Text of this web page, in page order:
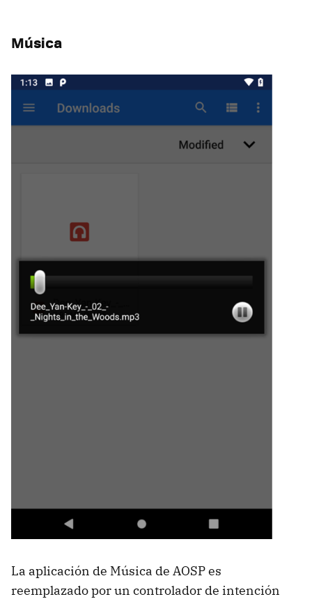
Música
La aplicación de Música de AOSP es
reemplazado por un controlador de intención